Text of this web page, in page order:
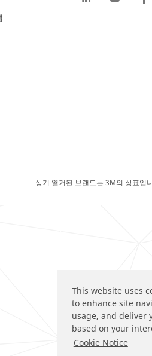
This website uses
to enhance site
usage, and deliver
based on your
Cookie Notice
상기 열거된 브랜드는 3M의 상표입